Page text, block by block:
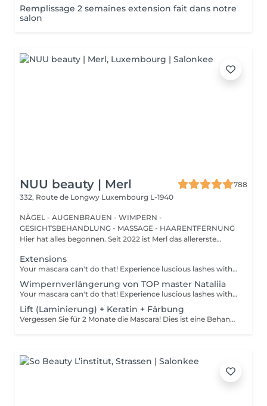
Remplissage 2 semaines extension fait dans notre
salon
NUU beauty | Merl
788
332, Route de Longwy Luxembourg L-1940
NÄGEL - AUGENBRAUEN - WIMPERN -
GESICHTSBEHANDLUNG - MASSAGE - HAARENTFERNUNG
Hier hat alles begonnen. Seit 2022 ist Merl das allererste
Extensions
Your mascara can't do that! Experience luscious lashes with our professional lash extensions. Each artificial lash is expertly applied to your natural lashes, creating a fuller, longer, and darker look. Volume options: choose from 1D to 5D for the perfect fullness. Personalised choices: discuss your preferences for curves and colours with our expert. What to expect: - eye area is cleaned - tape and patches protect the skin - extensions are applied to your natural lashes - lashes are dried for a secure hold - tape and patches are removed Post-care: avoid wetting lashes for 24 hours. Frequency: schedule every 3-4 weeks.
Wimpernverlängerung von TOP master Nataliia
Your mascara can't do that! Experience luscious lashes with our professional lash extensions. Each artificial lash is expertly applied to your natural lashes, creating a fuller, longer, and darker look. Volume options: choose from 1D to 5D for the perfect fullness. Personalised choices: discuss your preferences for curves and colours with our expert. Comfort focused: extensions are applied one eye at a time, with breaks as needed during the 2-hour process. What to expect: - eye area is cleaned - tape and patches protect the skin - extensions are applied to your natural lashes - lashes are dried for a secure hold - tape and patches are removed Post-care: avoid wetting lashes for 24 hours. Frequency: schedule every 3-4 weeks.
Lift (Laminierung) + Keratin + Färbung
Vergessen Sie für 2 Monate die Mascara! Dies ist eine Behandlung, bei der Ihre natürlichen Wimpern angehoben und gekräuselt werden, um sie länger aussehen zu lassen und ihnen eine attraktive Form zu verleihen, die Ihre Augen öffnet. Wie wird die Wimpernlaminierung durchgeführt? - Wimpern werden gewaschen - Augenpads werden platziert - Silikonstäbchen werden platziert - Permanentlösung wird aufgetragen - Liftinglösung verbleibt etwa 15 Minuten auf den Wimpern - Neutralisierungslösung wird aufgetragen, um die Disulfid-Wimpernbindungen wiederherzustellen - Henna oder Farbe wird aufgetragen - Keratin (Serum wird aufgetragen, um die Wimpern hydratisiert und gesund zu halten) - Silikonstäbchen werden entfernt Altersbeschränkungen: empfohlenes Mindestalter ab 14 Jahren. Empfehlungen nach dem Eingriff: die Wimpern 24 Stunden nach dem Eingriff nicht waschen. Frequenz: einmal in 8 Wochen.